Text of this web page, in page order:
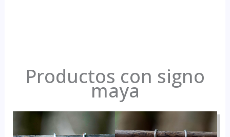
Productos con signo
maya